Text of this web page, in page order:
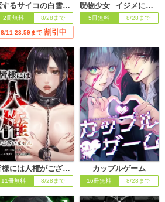
恋するサイコの白雪くん【単行本版】
2冊無料 8/28まで
8/11 23:59まで 割引中
呪物少女─イジメには死返しを─
5冊無料 8/28まで
皆様には人権がございません
11冊無料 8/28まで
カップルゲーム
16冊無料 8/28まで